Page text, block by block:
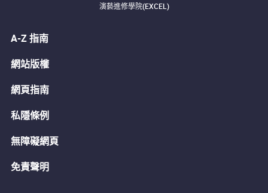
演藝進修學院(EXCEL)
A-Z 指南
網站版權
網頁指南
私隱條例
無障礙網頁
免責聲明